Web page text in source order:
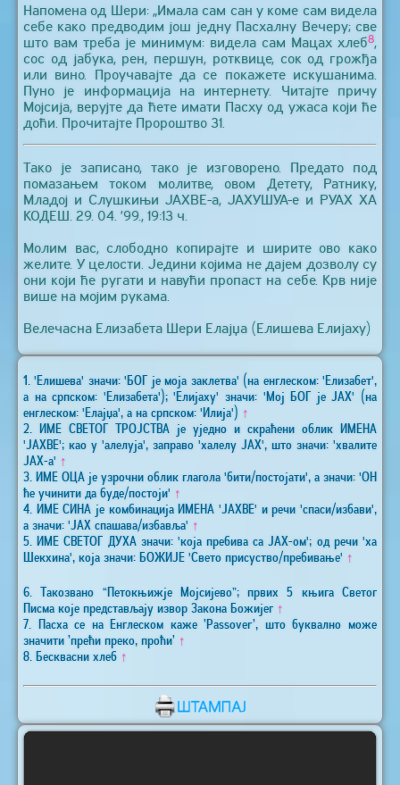
Напомена од Шери: „Имала сам сан у коме сам видела
себе како предводим још једну Пасхалну Вечеру; све
што вам треба је минимум: видела сам Мацах хлеб8,
сос од јабука, рен, першун, ротквице, сок од грожђа
или вино. Проучавајте да се покажете искушанима.
Пуно је информација на интернету. Читајте причу
Мојсија, верујте да ћете имати Пасху од ужаса који ће
доћи. Прочитајте Пророштво 31.
Тако је записано, тако је изговорено. Предато под
помазањем током молитве, овом Детету, Ратнику,
Младој и Слушкињи ЈАХВЕ-а, ЈАХУШУА-е и РУАХ ХА
КОДЕШ. 29. 04. ’99., 19:13 ч.
Молим вас, слободно копирајте и ширите ово како
желите. У целости. Једини којима не дајем дозволу су
они који ће ругати и навући пропаст на себе. Крв није
више на мојим рукама.
Велечасна Елизабета Шери Елајџа (Елишева Елијаху)
1. 'Елишева' значи: 'БОГ је моја заклетва' (на енглеском: 'Елизабет',
а на српском: 'Елизабета'); 'Елијаху' значи: 'Мој БОГ је ЈАХ' (на
енглеском: 'Елајџа', а на српском: 'Илија') ↑
2. ИМЕ СВЕТОГ ТРОЈСТВА је уједно и скраћени облик ИМЕНА
'ЈАХВЕ'; као у 'алелуја', заправо 'халелу ЈАХ', што значи: 'хвалите
ЈАХ-а' ↑
3. ИМЕ ОЦА је узрочни облик глагола 'бити/постојати', а значи: 'ОН
ће учинити да буде/постоји' ↑
4. ИМЕ СИНА је комбинација ИМЕНА 'ЈАХВЕ' и речи 'спаси/избави',
а значи: 'ЈАХ спашава/избавља' ↑
5. ИМЕ СВЕТОГ ДУХА значи: 'која пребива са ЈАХ-ом'; од речи 'ха
Шекхина', која значи: БОЖИЈЕ 'Свето присуство/пребивање' ↑
6. Такозвано “Петокњижје Мојсијево”; првих 5 књига Светог
Писма које представљају извор Закона Божијег ↑
7. Пасха се на Енглеском каже ’Passover’, што буквално може
значити ’прећи преко, проћи’ ↑
8. Бесквасни хлеб ↑